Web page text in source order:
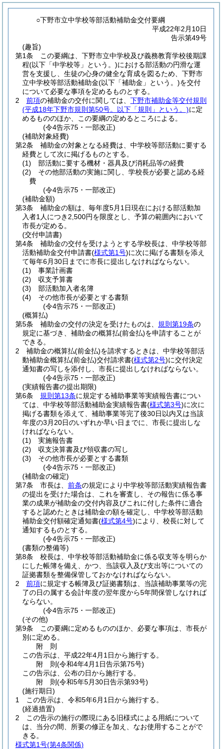
○下野市立中学校等部活動補助金交付要綱
平成22年2月10日
告示第49号
(趣旨)
第1条
この要綱は、下野市立中学校及び義務教育学校後期課
程(以下「中学校等」という。)における部活動の円滑な運
営を支援し、生徒の心身の健全な育成を図るため、下野市
立中学校等部活動補助金(以下「補助金」という。)を交付
について必要な事項を定めるものとする。
2
前項の補助金の交付に関しては、 下野市補助金等交付規則
(平成18年下野市規則第50号。以下「規則」という。)に定
めるもののほか、この要綱の定めるところによる。
(令4告示75・一部改正)
(補助対象経費)
第2条
補助金の対象となる経費は、中学校等部活動に要する
経費として次に掲げるものとする。
(1)
部活動に要する機材・器具及び消耗品等の経費
(2)
その他部活動の実施に関し、学校長が必要と認める経
費
(令4告示75・一部改正)
(補助金額)
第3条
補助金の額は、毎年度5月1日現在における部活動加
入者1人につき2,500円を限度とし、予算の範囲内において
市長が定める。
(交付申請書)
第4条
補助金の交付を受けようとする学校長は、中学校等部
活動補助金交付申請書(様式第1号)に次に掲げる書類を添え
て毎年6月30日までに市長に提出しなければならない。
(1)
事業計画書
(2)
収支予算書
(3)
部活動加入者名簿
(4)
その他市長が必要とする書類
(令4告示75・一部改正)
(概算払)
第5条
補助金の交付の決定を受けたものは、 規則第19条の
規定に基づき、補助金の概算払(前金払)を申請することが
できる。
2
補助金の概算払(前金払)を請求するときは、中学校等部活
動補助金概算払(前金払)交付請求書(様式第2号)に交付決定
通知書の写しを添付し、市長に提出しなければならない。
(令4告示75・一部改正)
(実績報告書の提出期限)
第6条
規則第13条に規定する補助事業等実績報告書につい
ては、中学校等部活動補助金実績報告書(様式第3号)に次に
掲げる書類を添えて、補助事業等完了後30日以内又は当該
年度の3月20日のいずれか早い日までに、市長に提出しな
ければならない。
(1)
実施報告書
(2)
収支決算書及び領収書の写し
(3)
その他市長が必要とする書類
(令4告示75・一部改正)
(補助金の確定)
第7条
市長は、 前条の規定により中学校等部活動実績報告書
の提出を受けた場合は、これを審査し、その報告に係る事
業の成果が補助金の交付内容及びこれに付した条件に適合
すると認めたときは補助金の額を確定し、中学校等部活動
補助金交付額確定通知書(様式第4号)により、校長に対して
通知するものとする。
(令4告示75・一部改正)
(書類の整備等)
第8条
校長は、中学校等部活動補助金に係る収支等を明らか
にした帳簿を備え、かつ、当該収入及び支出等についての
証拠書類を整備保管しておかなければならない。
2
前項に規定する帳簿及び証拠書類は、当該補助事業等の完
了の日の属する会計年度の翌年度から5年間保管しなければ
ならない。
(令4告示75・一部改正)
(その他)
第9条
この要綱に定めるもののほか、必要な事項は、市長が
別に定める。
附 則
この告示は、平成22年4月1日から施行する。
附 則(令和4年4月1日告示第75号)
この告示は、公布の日から施行する。
附 則(令和5年5月30日告示第93号)
(施行期日)
1
この告示は、令和5年6月1日から施行する。
(経過措置)
2
この告示の施行の際現にある旧様式による用紙について
は、当分の間、所要の修正を加え、なお使用することがで
きる。
様式第1号(第4条関係)